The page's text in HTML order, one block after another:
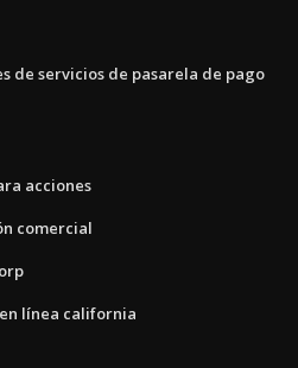
de servicios de pasarela de pago
acciones
comercial
línea california